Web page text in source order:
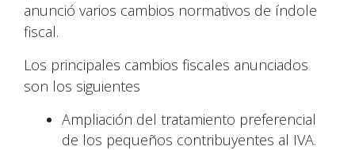
anunció varios cambios normativos de índole
fiscal.
Los principales cambios fiscales anunciados
son los siguientes
Ampliación del tratamiento preferencial
de los pequeños contribuyentes al IVA.